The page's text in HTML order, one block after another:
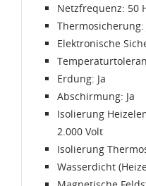
Netzfrequenz: 50
Thermosicherung:
Elektronische
Erdung: Ja
Abschirmung: Ja
Isolierung
2.000 Volt
Isolierung
Wasserdicht